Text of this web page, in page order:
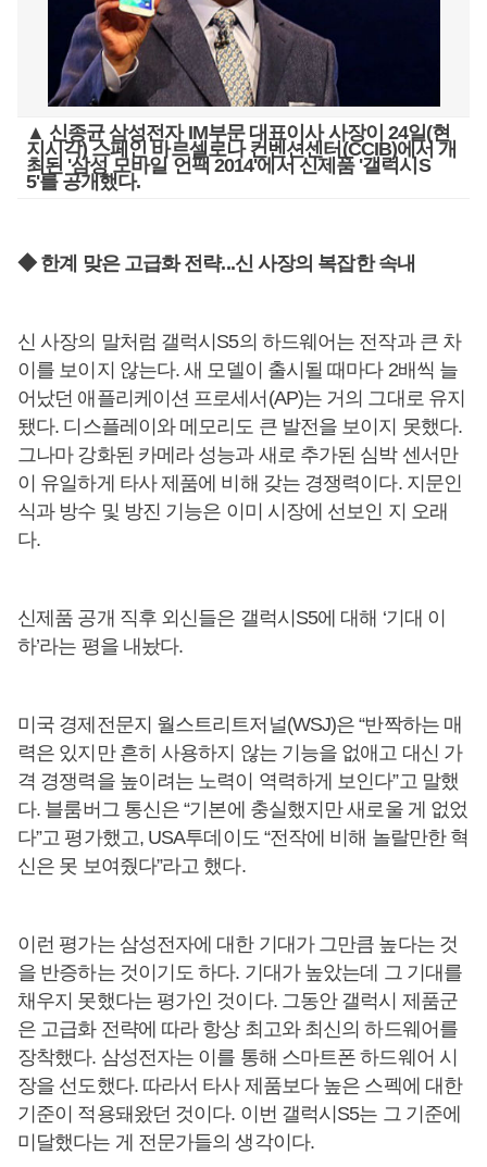
▲ 신종균 삼성전자 IM부문 대표이사 사장이 24일(현
지시각) 스페인 바르셀로나 컨벤션센터(CCIB)에서 개
최된 '삼성 모바일 언팩 2014'에서 신제품 '갤럭시S
5'를 공개했다.
◆ 한계 맞은 고급화 전략...신 사장의 복잡한 속내
신 사장의 말처럼 갤럭시S5의 하드웨어는 전작과 큰 차
이를 보이지 않는다. 새 모델이 출시될 때마다 2배씩 늘
어났던 애플리케이션 프로세서(AP)는 거의 그대로 유지
됐다. 디스플레이와 메모리도 큰 발전을 보이지 못했다.
그나마 강화된 카메라 성능과 새로 추가된 심박 센서만
이 유일하게 타사 제품에 비해 갖는 경쟁력이다. 지문인
식과 방수 및 방진 기능은 이미 시장에 선보인 지 오래
다.
신제품 공개 직후 외신들은 갤럭시S5에 대해 ‘기대 이
하’라는 평을 내놨다.
미국 경제전문지 월스트리트저널(WSJ)은 “반짝하는 매
력은 있지만 흔히 사용하지 않는 기능을 없애고 대신 가
격 경쟁력을 높이려는 노력이 역력하게 보인다”고 말했
다. 블룸버그 통신은 “기본에 충실했지만 새로울 게 없었
다”고 평가했고, USA투데이도 “전작에 비해 놀랄만한 혁
신은 못 보여줬다”라고 했다.
이런 평가는 삼성전자에 대한 기대가 그만큼 높다는 것
을 반증하는 것이기도 하다. 기대가 높았는데 그 기대를
채우지 못했다는 평가인 것이다. 그동안 갤럭시 제품군
은 고급화 전략에 따라 항상 최고와 최신의 하드웨어를
장착했다. 삼성전자는 이를 통해 스마트폰 하드웨어 시
장을 선도했다. 따라서 타사 제품보다 높은 스펙에 대한
기준이 적용돼왔던 것이다. 이번 갤럭시S5는 그 기준에
미달했다는 게 전문가들의 생각이다.